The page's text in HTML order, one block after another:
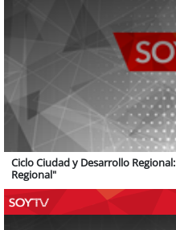
Ciclo Ciudad y Desarrollo
Regional"